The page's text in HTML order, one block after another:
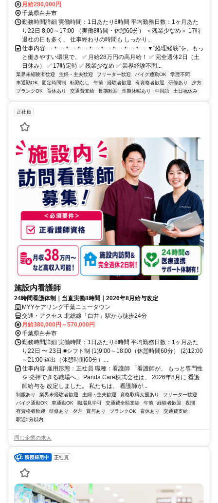
月給280,000円
千葉県白井市
勤務時間詳細 実働時間：1日あたり8時間 平均勤務日数：1ヶ月あた
り22日 8:00～17:00 （実働8時間・休憩60分） ＜残業少なめ＞ 17時
退社の日も多く、 仕事終わりの時間も しっかり...
仕事内容 …＊…＊…＊…＊…＊…＊…＊…＊… ▼"経理経験"を、もっ
と働きやすい環境で。 ✅ 月給28万円の高月給！ ✅ 完全週休2日（土
日休み） ✅ 17時定時 ✅ 残業少なめ ✅ 業界経験不問...
業界未経験者歓迎 主婦・主夫歓迎 フリーター歓迎 バイク通勤OK
学歴不問
車通勤OK
固定時間制 転勤なし 午前 経験者歓迎 有資格者歓迎 研修あり
夕方
ブランクOK
育休あり 交通費支給 長期歓迎 長期休暇あり 中国語 土日祝休み
正社員
施設内看護師
24時間看護体制｜当直実働8時間｜2026年8月給与改定
MYYケアリング千葉ニュータウン
交通・アクセス 北総線「白井」駅から徒歩24分
月給380,000円～570,000円
千葉県白井市
勤務時間詳細 実働時間：1日あたり8時間 平均勤務日数：1ヶ月あた
り22日 〜 23日 ■シフト制 (1)9:00～18:00（休憩時間60分） (2)12:00
～21:00 遅出（休憩時間60分）...
仕事内容 雇用形態：正社員 職種：看護師 「看護師が、 もっと専門性
を 発揮できる職場へ」 Panda Care株式会社は、 2026年8月に 看護
師給与を 改定しました。 私たちは、 看護師が...
制服あり 業界未経験者歓迎 主婦・主夫歓迎 資格取得支援あり
フリーター歓迎
バイク通勤OK
車通勤OK 職場見学可 交通費全額支給 午前 経験者歓迎
夜間
有資格者歓迎
研修あり 夕方 賞与あり ブランクOK 育休あり
交通費支給
駅近5分以内
同じ企業の求人
正社員